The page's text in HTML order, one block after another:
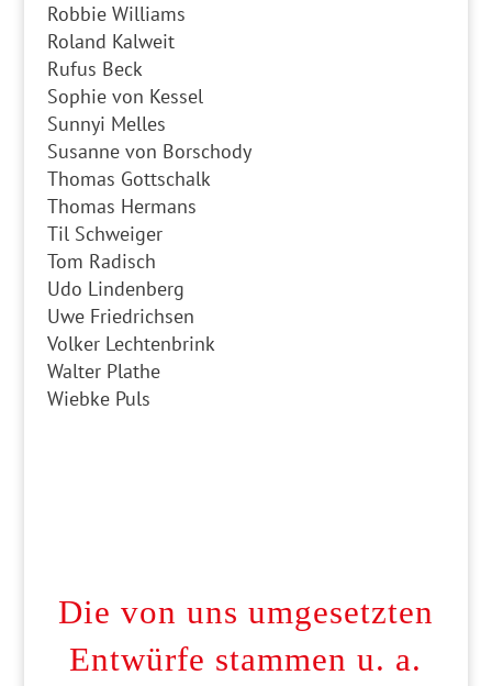
Robbie Williams
Roland Kalweit
Rufus Beck
Sophie von Kessel
Sunnyi Melles
Susanne von Borschody
Thomas Gottschalk
Thomas Hermans
Til Schweiger
Tom Radisch
Udo Lindenberg
Uwe Friedrichsen
Volker Lechtenbrink
Walter Plathe
Wiebke Puls
Die von uns umgesetzten
Entwürfe stammen u. a.